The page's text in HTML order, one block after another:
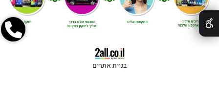
בניית אתרים
✕